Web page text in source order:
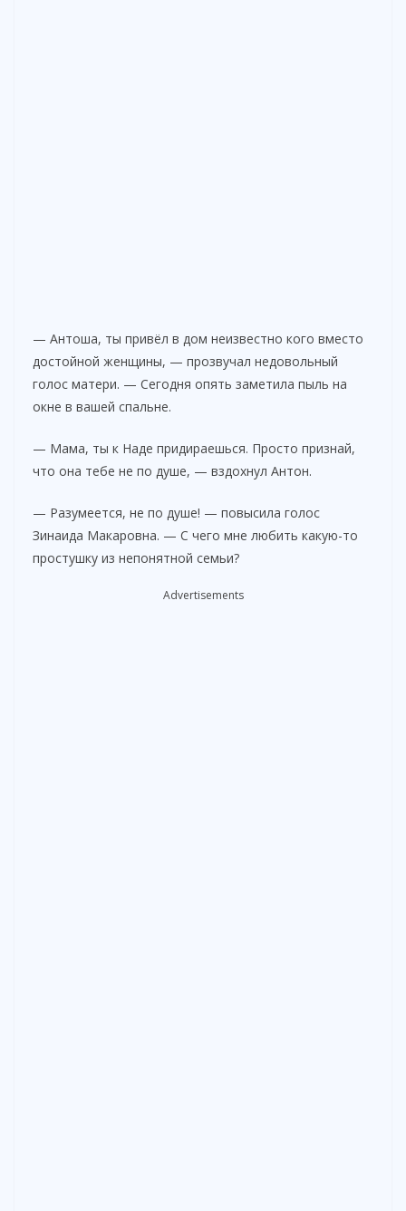
— Антоша, ты привёл в дом неизвестно кого вместо
достойной женщины, — прозвучал недовольный
голос матери. — Сегодня опять заметила пыль на
окне в вашей спальне.
— Мама, ты к Наде придираешься. Просто признай,
что она тебе не по душе, — вздохнул Антон.
— Разумеется, не по душе! — повысила голос
Зинаида Макаровна. — С чего мне любить какую-то
простушку из непонятной семьи?
Advertisements